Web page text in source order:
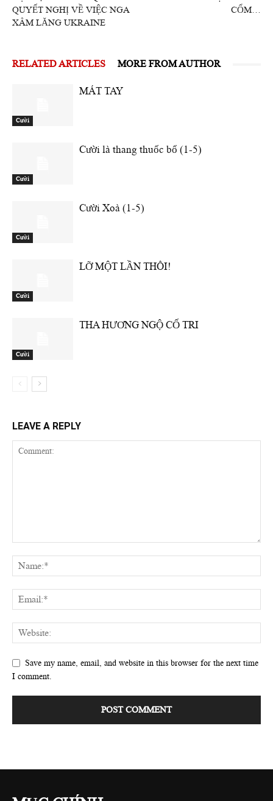
QUYẾT NGHỊ VỀ VIỆC NGA
XÂM LĂNG UKRAINE
CỔM…
RELATED ARTICLES MORE FROM AUTHOR
Cười
MÁT TAY
Cười
Cười là thang thuốc bổ (1-5)
Cười
Cười Xoà (1-5)
Cười
LỠ MỘT LẦN THÔI!
Cười
THA HƯƠNG NGỘ CỐ TRI
LEAVE A REPLY
Save my name, email, and website in this browser for the next time
I comment.